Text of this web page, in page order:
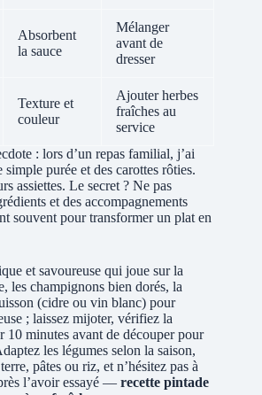
Absorbent
la sauce
Mélanger
avant de
dresser
Texture et
couleur
Ajouter herbes
fraîches au
service
: lors d’un repas familial, j’ai
purée et des carottes rôties.
assiettes. Le secret ? Ne pas
et des accompagnements
souvent pour transformer un plat en
et savoureuse qui joue sur la
les champignons bien dorés, la
(cidre ou vin blanc) pour
; laissez mijoter, vérifiez la
10 minutes avant de découper pour
les légumes selon la saison,
pâtes ou riz, et n’hésitez pas à
l’avoir essayé — recette pintade